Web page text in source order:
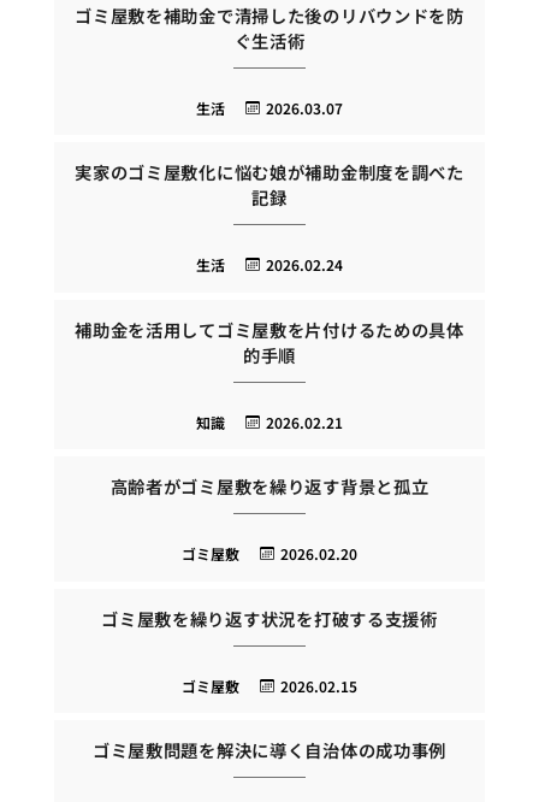
ゴミ屋敷を補助金で清掃した後のリバウンドを防
ぐ生活術
2026.03.07
生活
実家のゴミ屋敷化に悩む娘が補助金制度を調べた
記録
2026.02.24
生活
補助金を活用してゴミ屋敷を片付けるための具体
的手順
2026.02.21
知識
高齢者がゴミ屋敷を繰り返す背景と孤立
2026.02.20
ゴミ屋敷
ゴミ屋敷を繰り返す状況を打破する支援術
2026.02.15
ゴミ屋敷
ゴミ屋敷問題を解決に導く自治体の成功事例